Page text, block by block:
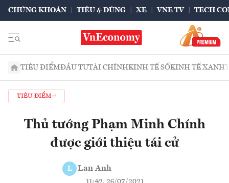
CHỨNG KHOÁN TIÊU & DÙNG XE VNE TV TECH
TIÊU ĐIỂMĐẦU TƯTÀI CHÍNHKINH TẾ SỐKINH TẾ XANH
TIÊU ĐIỂM
Thủ tướng Phạm Minh Chính
được giới thiệu tái cử
L Lan Anh
11:42, 26/07/2021